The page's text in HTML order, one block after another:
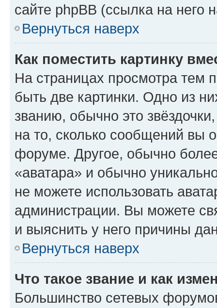
сайте phpBB (ссылка на него
Вернуться наверх
Как поместить картинку
На страницах просмотра тем
быть две картинки. Одно из
званию, обычно это
на то, сколько сообщений вы
форуме. Другое, обычно
«аватара» и обычно
не можете использовать
администрации. Вы можете
и выяснить у него причины
Вернуться наверх
Что такое звание и как
Большинство сетевых